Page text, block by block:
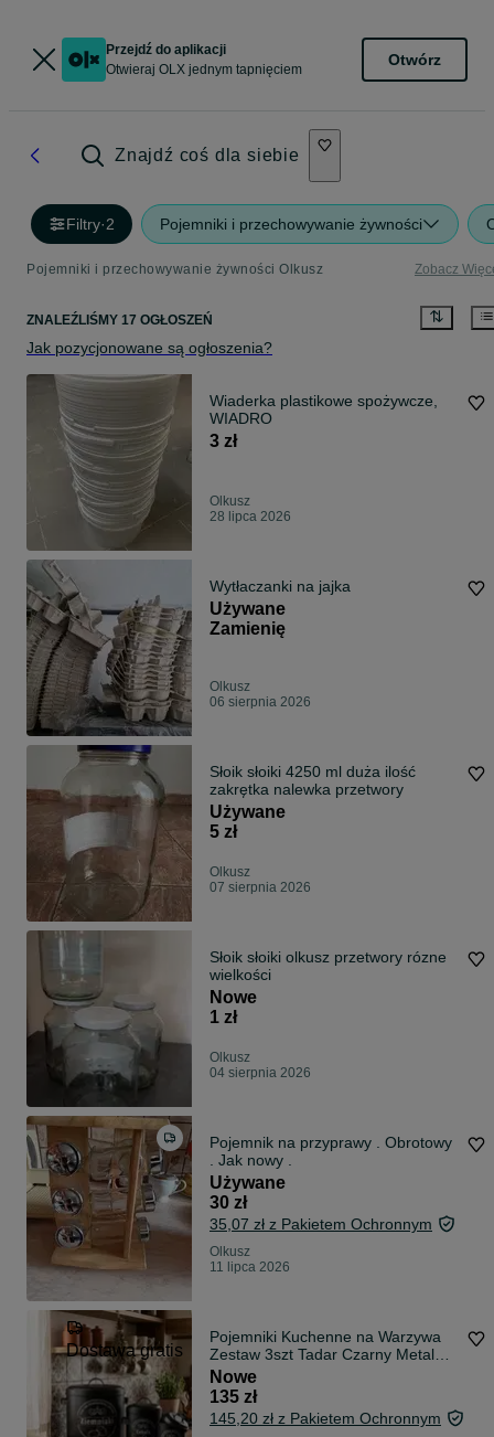
Przejdź do aplikacji
Otwieraj OLX jednym tapnięciem
Otwórz
Znajdź coś dla siebie
Filtry·2 Pojemniki i przechowywanie żywności
Pojemniki i przechowywanie żywności Olkusz Zobacz
ZNALEŹLIŚMY 17 OGŁOSZEŃ
Jak pozycjonowane są ogłoszenia?
Wiaderka plastikowe spożywcze,
WIADRO
3 zł
Olkusz
28 lipca 2026
Wytłaczanki na jajka
Używane
Zamienię
Olkusz
06 sierpnia 2026
Słoik słoiki 4250 ml duża ilość
zakrętka nalewka przetwory
Używane
5 zł
Olkusz
07 sierpnia 2026
Słoik słoiki olkusz przetwory rózne
wielkości
Nowe
1 zł
Olkusz
04 sierpnia 2026
Pojemnik na przyprawy . Obrotowy
. Jak nowy .
Używane
30 zł
35,07 zł z Pakietem Ochronnym
Olkusz
11 lipca 2026
Dostawa gratis
Pojemniki Kuchenne na Warzywa
Zestaw 3szt Tadar Czarny Metal
Loft
Nowe
135 zł
145,20 zł z Pakietem Ochronnym